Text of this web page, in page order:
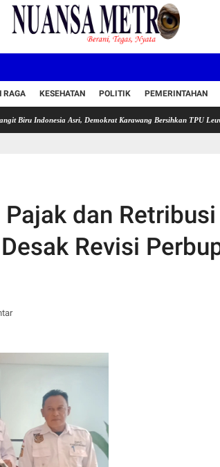
RAGA KESEHATAN POLITIK PEMERINTAHAN
Asri, Demokrat Karawang Bersihkan TPU Leuweung Djati
dan Retribusi
Revisi